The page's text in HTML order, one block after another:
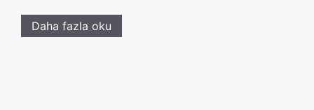
Daha fazla oku